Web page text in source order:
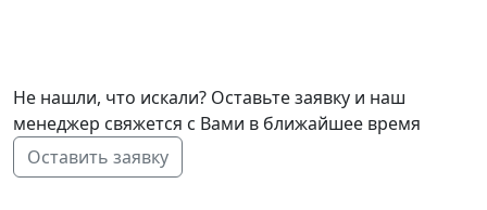
Не нашли, что искали? Оставьте заявку и наш
менеджер свяжется с Вами в ближайшее время
Оставить заявку